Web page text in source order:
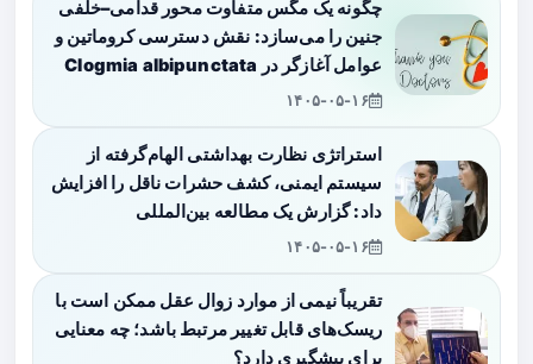
چگونه یک مگس متفاوت محور قدامی–خلفی
جنین را می‌سازد: نقش دسترسی کروماتین و
عوامل آغازگر در Clogmia albipunctata
۱۴۰۵-۰۵-۱۶
استراتژی نظارت بهداشتی الهام‌گرفته از
سیستم ایمنی، کشف حشرات ناقل را افزایش
داد: گزارش یک مطالعه بین‌المللی
۱۴۰۵-۰۵-۱۶
تقریباً نیمی از موارد زوال عقل ممکن است با
ریسک‌های قابل تغییر مرتبط باشد؛ چه معنایی
برای پیشگیری دارد؟